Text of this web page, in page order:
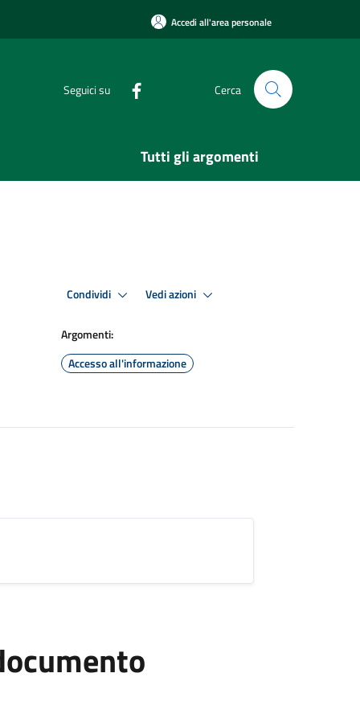
Accedi all'area personale
Seguici su Cerca
Tutti gli argomenti
Condividi Vedi azioni
Argomenti:
Accesso all'informazione